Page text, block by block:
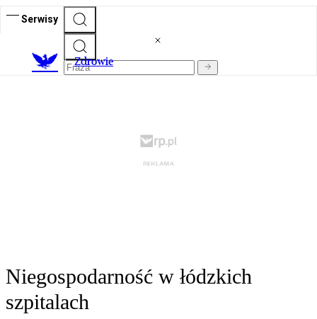
Serwisy
Zdrowie
Niegospodarność w łódzkich
szpitalach